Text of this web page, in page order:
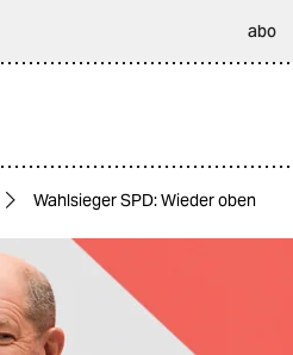
abo
Wahlsieger SPD: Wieder oben